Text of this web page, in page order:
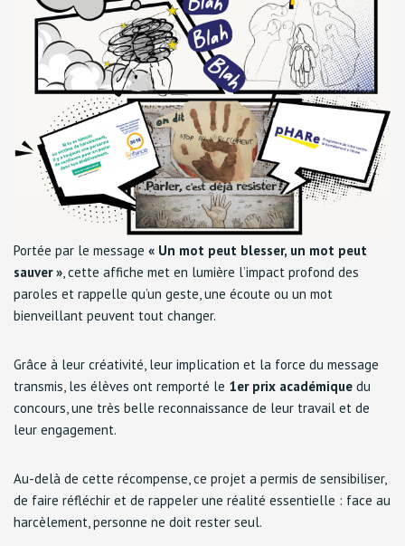
Portée par le message « Un mot peut blesser, un mot peut
sauver », cette affiche met en lumière l’impact profond des
paroles et rappelle qu’un geste, une écoute ou un mot
bienveillant peuvent tout changer.
Grâce à leur créativité, leur implication et la force du message
transmis, les élèves ont remporté le 1er prix académique du
concours, une très belle reconnaissance de leur travail et de
leur engagement.
Au-delà de cette récompense, ce projet a permis de sensibiliser,
de faire réfléchir et de rappeler une réalité essentielle : face au
harcèlement, personne ne doit rester seul.